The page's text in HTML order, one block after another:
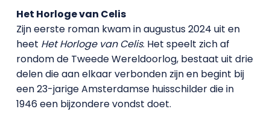
Het Horloge van Celis
Zijn eerste roman kwam in augustus 2024 uit en
heet Het Horloge van Celis. Het speelt zich af
rondom de Tweede Wereldoorlog, bestaat uit drie
delen die aan elkaar verbonden zijn en begint bij
een 23-jarige Amsterdamse huisschilder die in
1946 een bijzondere vondst doet.